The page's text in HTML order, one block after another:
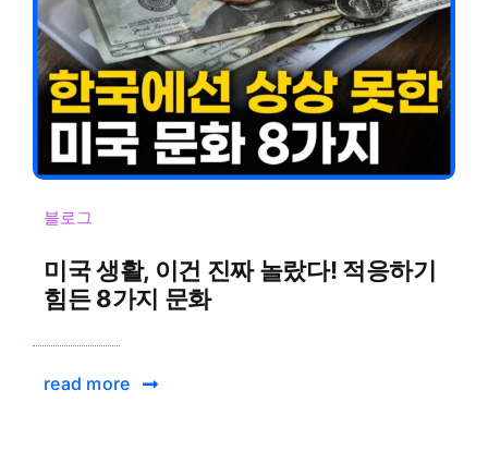
블로그
미국 생활, 이건 진짜 놀랐다! 적응하기
힘든 8가지 문화
read more